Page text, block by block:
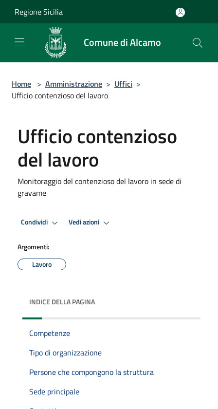
Regione Sicilia
Comune di Alcamo
Home > Amministrazione > Uffici >
Ufficio contenzioso del lavoro
Ufficio contenzioso
del lavoro
Monitoraggio del contenzioso del lavoro in sede di
gravame
Condividi Vedi azioni
Argomenti:
Lavoro
INDICE DELLA PAGINA
Competenze
Tipo di organizzazione
Persone che compongono la struttura
Sede principale